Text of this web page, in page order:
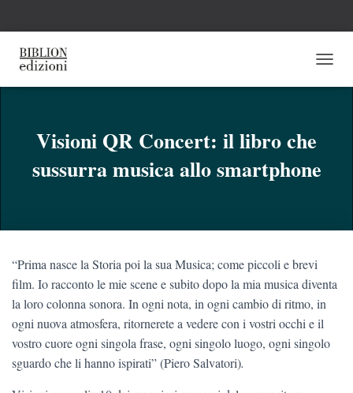
A
G
E
Visioni QR Concert: il libro che
sussurra musica allo smartphone
“Prima nasce la Storia poi la sua Musica; come piccoli e brevi
film. Io racconto le mie scene e subito dopo la mia musica diventa
la loro colonna sonora. In ogni nota, in ogni cambio di ritmo, in
ogni nuova atmosfera, ritornerete a vedere con i vostri occhi e il
vostro cuore ogni singola frase, ogni singolo luogo, ogni singolo
sguardo che li hanno ispirati” (Piero Salvatori).